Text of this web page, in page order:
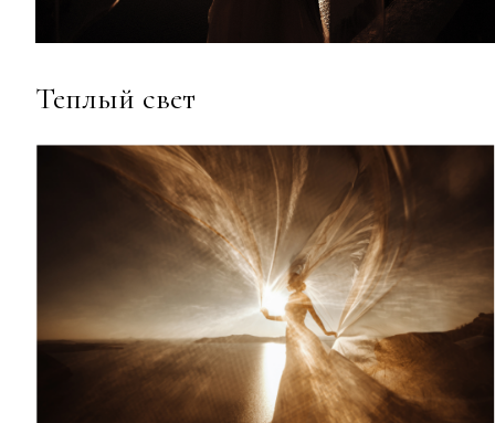
Теплый свет